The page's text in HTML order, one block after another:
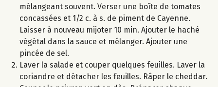
mélangeant souvent. Verser une boîte de tomates
concassées et 1/2 c. à s. de piment de Cayenne.
Laisser à nouveau mijoter 10 min. Ajouter le haché
végétal dans la sauce et mélanger. Ajouter une
pincée de sel.
Laver la salade et couper quelques feuilles. Laver la
coriandre et détacher les feuilles. Râper le cheddar.